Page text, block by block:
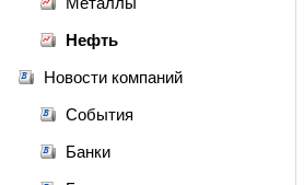
Нефть
Новости компаний
События
Банки